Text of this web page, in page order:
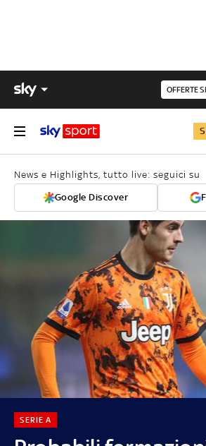
OFFERTE
News e Highlights, tutto live: seguici su
Google Discover
SERIE A